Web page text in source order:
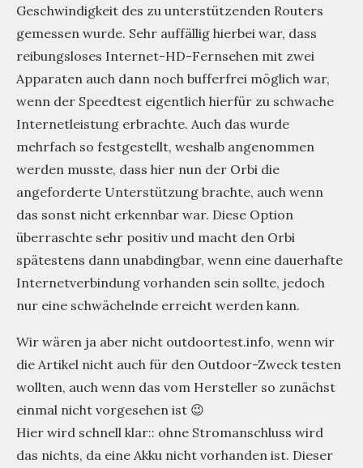
Geschwindigkeit des zu unterstützenden Routers
gemessen wurde. Sehr auffällig hierbei war, dass
reibungsloses Internet-HD-Fernsehen mit zwei
Apparaten auch dann noch bufferfrei möglich war,
wenn der Speedtest eigentlich hierfür zu schwache
Internetleistung erbrachte. Auch das wurde
mehrfach so festgestellt, weshalb angenommen
werden musste, dass hier nun der Orbi die
angeforderte Unterstützung brachte, auch wenn
das sonst nicht erkennbar war. Diese Option
überraschte sehr positiv und macht den Orbi
spätestens dann unabdingbar, wenn eine dauerhafte
Internetverbindung vorhanden sein sollte, jedoch
nur eine schwächelnde erreicht werden kann.
Wir wären ja aber nicht outdoortest.info, wenn wir
die Artikel nicht auch für den Outdoor-Zweck testen
wollten, auch wenn das vom Hersteller so zunächst
einmal nicht vorgesehen ist 😉
Hier wird schnell klar:: ohne Stromanschluss wird
das nichts, da eine Akku nicht vorhanden ist. Dieser